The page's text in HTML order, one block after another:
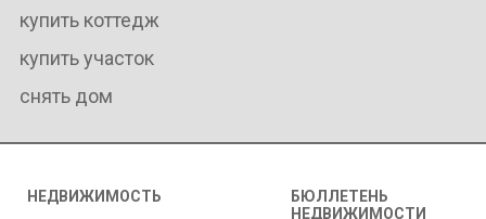
купить коттедж
купить участок
снять дом
НЕДВИЖИМОСТЬ
БЮЛЛЕТЕНЬ
НЕДВИЖИМОСТИ